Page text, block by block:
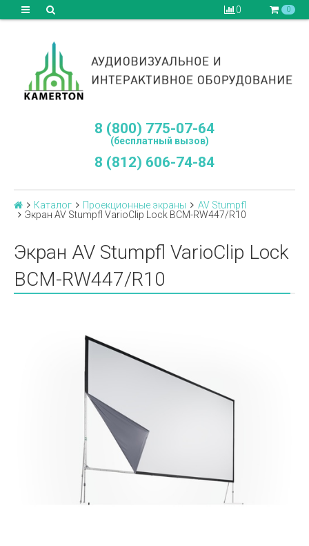
0 0
8 (800) 775-07-64
(бесплатный вызов)
8 (812) 606-74-84
Каталог Проекционные экраны
AV Stumpfl
Экран AV Stumpfl VarioClip Lock BCM-RW447/R10
Экран AV Stumpfl VarioClip Lock
BCM-RW447/R10